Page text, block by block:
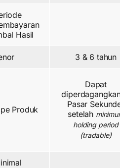
Hasil
3 & 6 tahun
Produk
Dapat
Pasar
setelah
holding period
(tradable)